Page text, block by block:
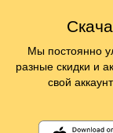
Мы постоянно
разные скидки и
свой